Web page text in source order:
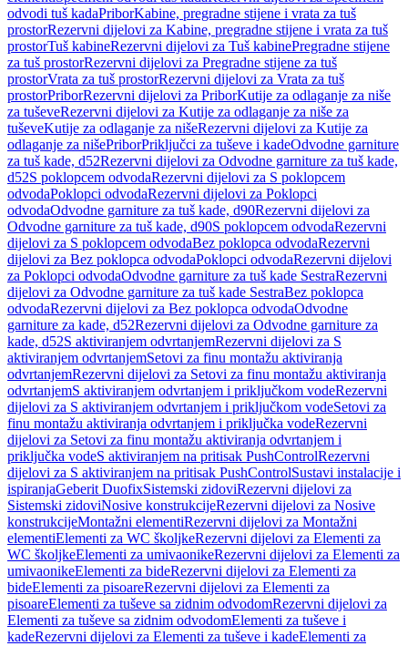
odvodi tuš kadaPriborKabine, pregradne stijene i vrata za tuš
prostorRezervni dijelovi za Kabine, pregradne stijene i vrata za tuš
prostorTuš kabineRezervni dijelovi za Tuš kabinePregradne stijene
za tuš prostorRezervni dijelovi za Pregradne stijene za tuš
prostorVrata za tuš prostorRezervni dijelovi za Vrata za tuš
prostorPriborRezervni dijelovi za PriborKutije za odlaganje za niše
za tuševeRezervni dijelovi za Kutije za odlaganje za niše za
tuševeKutije za odlaganje za nišeRezervni dijelovi za Kutije za
odlaganje za nišePriborPriključci za tuševe i kadeOdvodne garniture
za tuš kade, d52Rezervni dijelovi za Odvodne garniture za tuš kade,
d52S poklopcem odvodaRezervni dijelovi za S poklopcem
odvodaPoklopci odvodaRezervni dijelovi za Poklopci
odvodaOdvodne garniture za tuš kade, d90Rezervni dijelovi za
Odvodne garniture za tuš kade, d90S poklopcem odvodaRezervni
dijelovi za S poklopcem odvodaBez poklopca odvodaRezervni
dijelovi za Bez poklopca odvodaPoklopci odvodaRezervni dijelovi
za Poklopci odvodaOdvodne garniture za tuš kade SestraRezervni
dijelovi za Odvodne garniture za tuš kade SestraBez poklopca
odvodaRezervni dijelovi za Bez poklopca odvodaOdvodne
garniture za kade, d52Rezervni dijelovi za Odvodne garniture za
kade, d52S aktiviranjem odvrtanjemRezervni dijelovi za S
aktiviranjem odvrtanjemSetovi za finu montažu aktiviranja
odvrtanjemRezervni dijelovi za Setovi za finu montažu aktiviranja
odvrtanjemS aktiviranjem odvrtanjem i priključkom vodeRezervni
dijelovi za S aktiviranjem odvrtanjem i priključkom vodeSetovi za
finu montažu aktiviranja odvrtanjem i priključka vodeRezervni
dijelovi za Setovi za finu montažu aktiviranja odvrtanjem i
priključka vodeS aktiviranjem na pritisak PushControlRezervni
dijelovi za S aktiviranjem na pritisak PushControlSustavi instalacije i
ispiranjaGeberit DuofixSistemski zidoviRezervni dijelovi za
Sistemski zidoviNosive konstrukcijeRezervni dijelovi za Nosive
konstrukcijeMontažni elementiRezervni dijelovi za Montažni
elementiElementi za WC školjkeRezervni dijelovi za Elementi za
WC školjkeElementi za umivaonikeRezervni dijelovi za Elementi za
umivaonikeElementi za bideRezervni dijelovi za Elementi za
bideElementi za pisoareRezervni dijelovi za Elementi za
pisoareElementi za tuševe sa zidnim odvodomRezervni dijelovi za
Elementi za tuševe sa zidnim odvodomElementi za tuševe i
kadeRezervni dijelovi za Elementi za tuševe i kadeElementi za